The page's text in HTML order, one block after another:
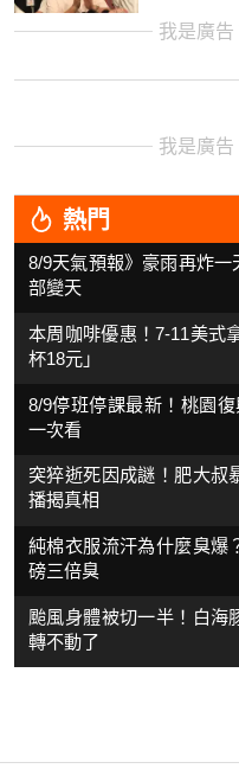
我是廣
我是廣
熱門
8/9天氣預報》豪雨再炸
部變天
本周咖啡優惠！7-11美
杯18元」
8/9停班停課最新！桃園
一次看
突猝逝死因成謎！肥大
播揭真相
純棉衣服流汗為什麼臭
磅三倍臭
颱風身體被切一半！白
轉不動了